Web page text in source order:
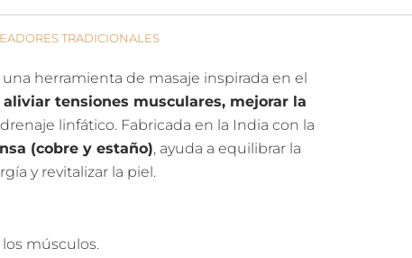
TRADICIONALES
una herramienta de masaje inspirada en el
aliviar tensiones musculares, mejorar la
linfático. Fabricada en la India con la
(cobre y estaño), ayuda a equilibrar la
y revitalizar la piel.
los músculos.